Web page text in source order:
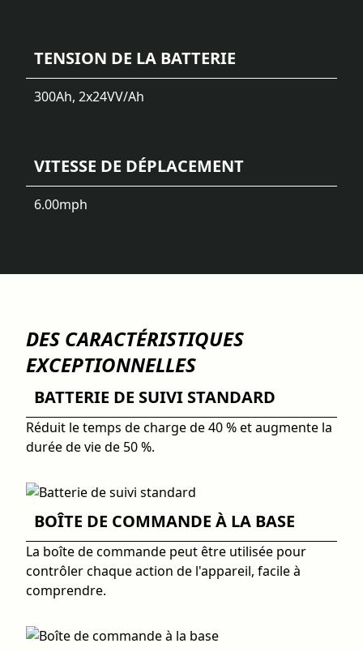
TENSION DE LA BATTERIE
300Ah, 2x24VV/Ah
VITESSE DE DÉPLACEMENT
6.00mph
DES CARACTÉRISTIQUES
EXCEPTIONNELLES
BATTERIE DE SUIVI STANDARD
Réduit le temps de charge de 40 % et augmente la
durée de vie de 50 %.
BOÎTE DE COMMANDE À LA BASE
La boîte de commande peut être utilisée pour
contrôler chaque action de l'appareil, facile à
comprendre.